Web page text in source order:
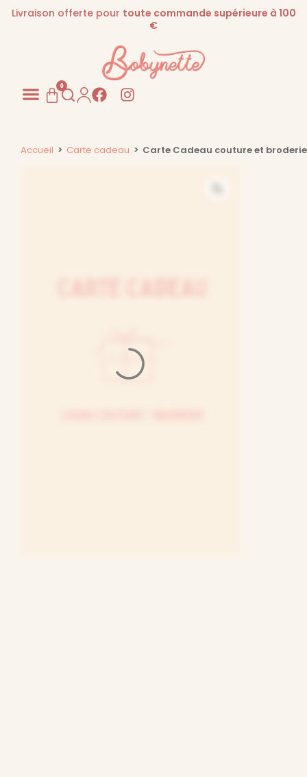
Livraison offerte pour toute commande supérieure à 100
€
0
Accueil > Carte cadeau > Carte Cadeau couture et broderie